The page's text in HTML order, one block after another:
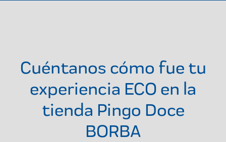
Cuéntanos cómo fue tu
experiencia ECO en la
tienda Pingo Doce
BORBA